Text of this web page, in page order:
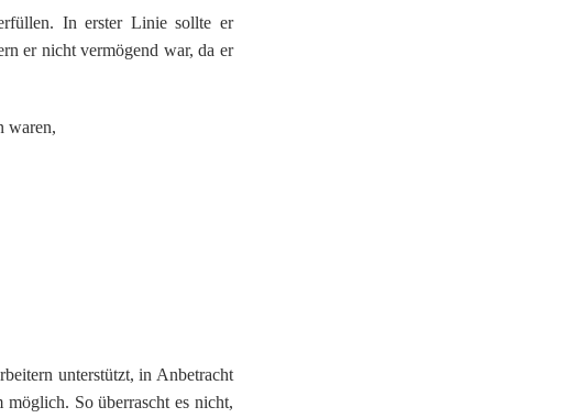
In erster Linie sollte er
er nicht vermögend war, da er
waren,
unterstützt, in Anbetracht
möglich. So überrascht es nicht,